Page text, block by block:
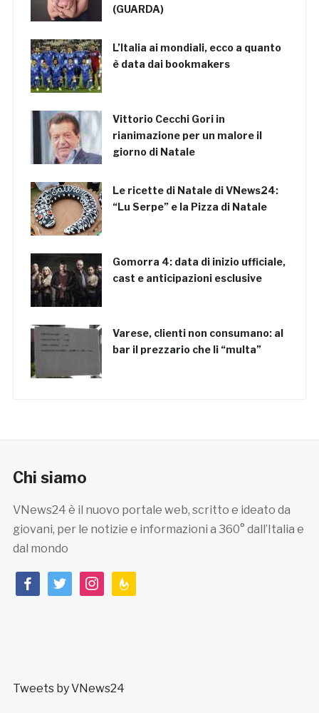
(GUARDA)
L’Italia ai mondiali, ecco a quanto
è data dai bookmakers
Vittorio Cecchi Gori in
rianimazione per un malore il
giorno di Natale
Le ricette di Natale di VNews24:
“Lu Serpe” e la Pizza di Natale
Gomorra 4: data di inizio ufficiale,
cast e anticipazioni esclusive
Varese, clienti non consumano: al
bar il prezzario che li “multa”
Chi siamo
VNews24 è il nuovo portale web, scritto e ideato da
giovani, per le notizie e informazioni a 360° dall’Italia e
dal mondo
facebooktwitterinstagramfeedburner
Tweets by VNews24